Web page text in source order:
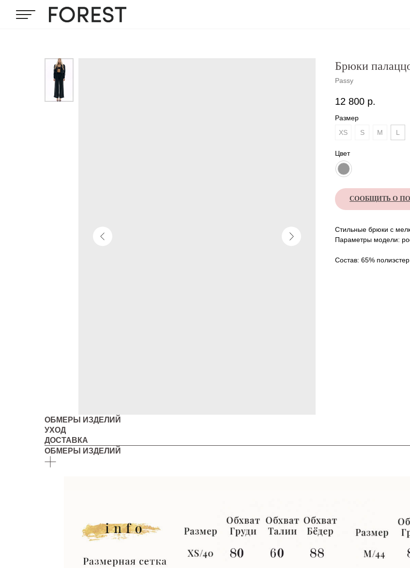
Брюки
Passy
12 800 р.
Размер
XS
S M L
Цвет
СООБЩИТЬ О
Стильные брюки с
Параметры модели:
Состав: 65%
ОБМЕРЫ ИЗДЕЛИЙ
УХОД
ДОСТАВКА
ОБМЕРЫ ИЗДЕЛИЙ